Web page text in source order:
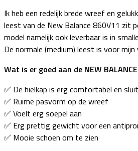
Ik heb een redelijk brede wreef en
leest van de New Balance 860V11 zit
model namelijk ook leverbaar is in
De normale (medium) leest is voor
Wat is er goed aan de NEW
✅️ De hielkap is erg comfortabel en
✅️ Ruime pasvorm op de wreef
✅️ Voelt erg soepel aan
✅️ Erg prettig gewicht voor een
✅️ Mooie schoen om te zien